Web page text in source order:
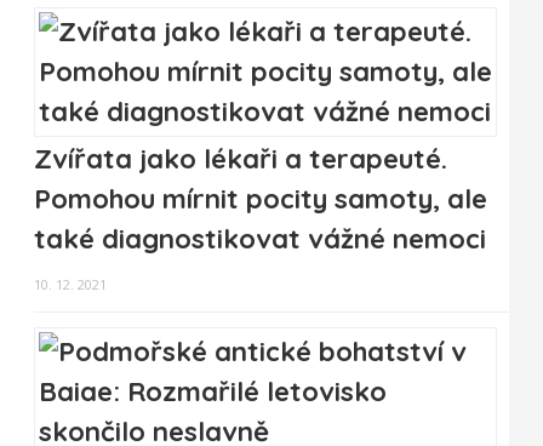
Zvířata jako lékaři a terapeuté.
Pomohou mírnit pocity samoty, ale
také diagnostikovat vážné nemoci
10. 12. 2021